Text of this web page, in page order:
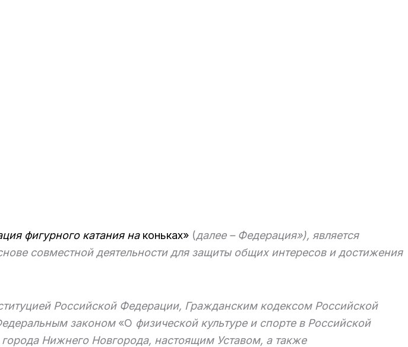
фигурного катания на коньках» (далее – Федерация»), является
совместной деятельности для защиты общих интересов и достижения
Российской Федерации, Гражданским кодексом Российской
законом «О физической культуре и спорте в Российской
Нижнего Новгорода, настоящим Уставом, а также